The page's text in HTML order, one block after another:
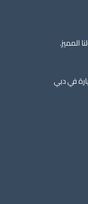
المميز.
في دبي